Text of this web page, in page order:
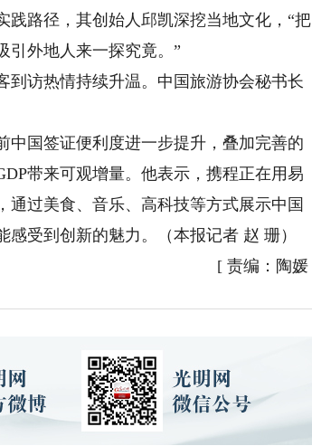
路径，其创始人邱凯深挖当地文化，“把
引外地人来一探究竟。”
访热情持续升温。中国旅游协会秘书长
国签证便利度进一步提升，叠加完善的
带来可观增量。他表示，携程正在用易
过美食、音乐、高科技等方式展示中国
受到创新的魅力。（本报记者 赵 珊）
[ 责编：陶媛